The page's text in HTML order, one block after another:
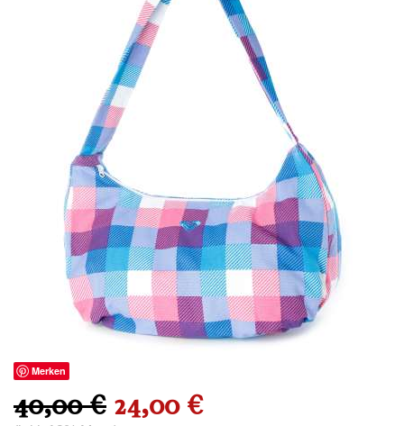
Merken
40,00 € 24,00 €